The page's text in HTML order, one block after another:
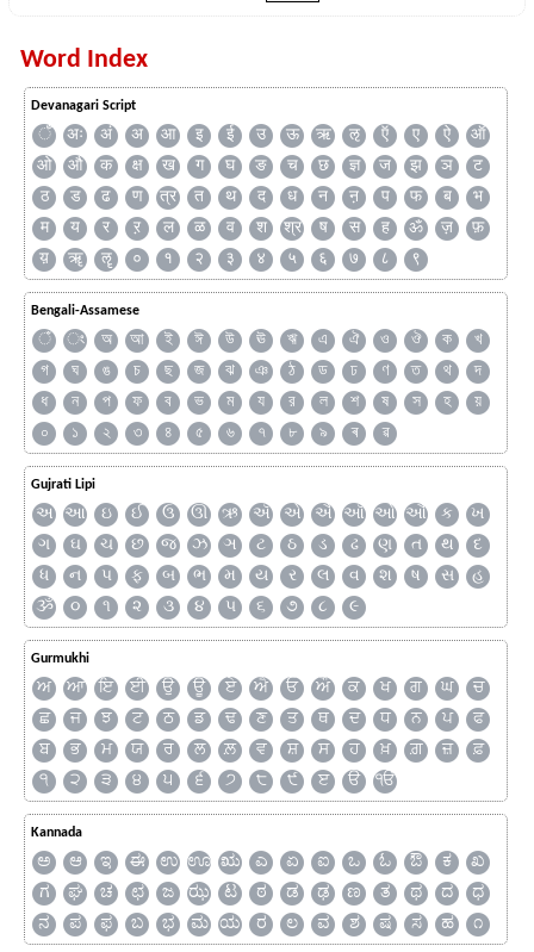
Word Index
Devanagari Script
ँ अः अं अ आ इ ई उ ऊ ऋ ऌ ऍ ए ऐ
ऑ
ओ
औ क क्ष ख ग घ ङ च छ ज्ञ ज झ ञ
ट
ठ
ड ढ ण त्र त थ द ध न ऩ प फ ब
भ
म
य र ऱ ल ळ व श श्र ष स ह ॐ ज़
फ़
य़
ॠ ॡ ० १ २ ३ ४ ५ ६ ७ ८ ९
Bengali-Assamese
ঁ ং অ আ ই ঈ উ ঊ ঋ এ ঐ ও ঔ ক
খ
গ
ঘ ঙ চ ছ জ ঝ ঞ ঠ ড ঢ ণ ত থ
দ
ধ
ন প ফ ব ভ ম য র ল শ ষ স হ
য়
০
১ ২ ৩ ৪ ৫ ৬ ৭ ৮ ৯ ৰ ৱ
Gujrati Lipi
અ આ ઇ ઈ ઉ ઊ ઋ ઍ એ ઐ ઑ ઓ ઔ ક
ખ
ગ
ઘ ચ છ જ ઝ ઞ ટ ઠ ડ ઢ ણ ત થ
દ
ધ
ન પ ફ બ ભ મ ય ર લ વ શ ષ સ
હ
ૐ
૦ ૧ ૨ ૩ ૪ ૫ ૬ ૭ ૮ ૯
Gurmukhi
ਅ ਆ ਇ ਈ ਉ ਊ ਏ ਐ ਓ ਔ ਕ ਖ ਗ ਘ
ਚ
ਛ
ਜ ਝ ਟ ਠ ਡ ਢ ਣ ਤ ਥ ਦ ਧ ਨ ਪ
ਫ
ਬ
ਭ ਮ ਯ ਰ ਲ ਲ਼ ਵ ਸ਼ ਸ ਹ ਖ਼ ਗ਼ ਜ਼
ਫ਼
੧
੨ ੩ ੪ ੫ ੬ ੭ ੮ ੯ ੲ ੳ ੴ
Kannada
ಅ ಆ ಇ ಈ ಉ ಊ ಋ ಎ ಏ ಐ ಒ ಓ ಔ ಕ
ಖ
ಗ
ಘ ಚ ಛ ಜ ಝ ಟ ಠ ಡ ಢ ಣ ತ ಥ ದ
ಧ
ನ
ಪ ಫ ಬ ಭ ಮ ಯ ರ ಲ ವ ಶ ಷ ಸ ಹ ೧